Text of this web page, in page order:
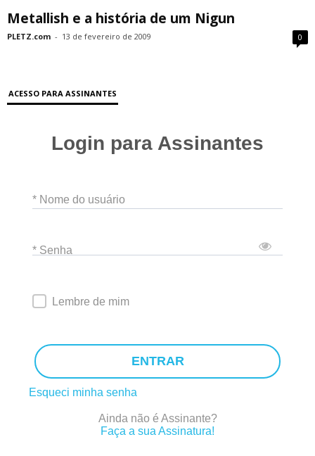
Metallish e a história de um Nigun
PLETZ.com - 13 de fevereiro de 2009 0
ACESSO PARA ASSINANTES
Login para Assinantes
* Nome do usuário
* Senha
Lembre de mim
ENTRAR
Esqueci minha senha
Ainda não é Assinante?
Faça a sua Assinatura!